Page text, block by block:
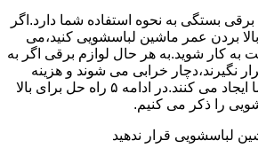
بستگی به نحوه استفاده شما دارد.اگر
بردن عمر ماشین لباسشویی کنید،می
به کار شوید.به هر حال لوازم برقی اگر به
نگیرند،دچار خرابی می شوند و هزینه
تعمیر زیادی را برای شما ایجاد می کنند.در ادامه ۵ راه حل برای بالا
را ذکر می کنیم.
لباسشویی قرار ندهید